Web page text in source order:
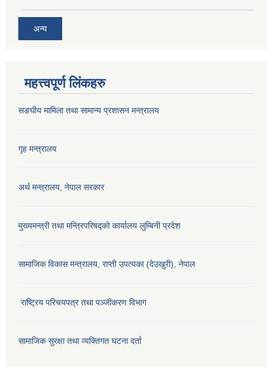
अन्य
महत्त्वपूर्ण लिंकहरु
सङघीय मामिला तथा सामान्य प्रशासन मन्‍त्रालय
गृह मन्त्रालय
अर्थ मन्त्रालय, नेपाल सरकार
मुख्यमन्त्री तथा मन्त्रिपरिषद्को कार्यालय लुम्बिनी प्रदेश
सामाजिक विकास मन्‍‍त्रालय, राप्ती उपत्यका (देउखुरी), नेपाल
राष्ट्रिय परिचयपत्र तथा पञ्जीकरण विभाग
सामाजिक सुरक्षा तथा व्यक्तिगत घटना दर्ता